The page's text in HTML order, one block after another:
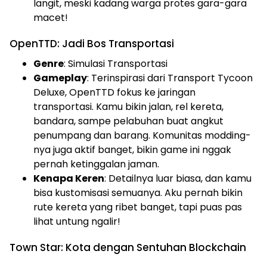
langit, meski kadang warga protes gara-gara
macet!
OpenTTD: Jadi Bos Transportasi
Genre: Simulasi Transportasi
Gameplay: Terinspirasi dari Transport Tycoon
Deluxe, OpenTTD fokus ke jaringan
transportasi. Kamu bikin jalan, rel kereta,
bandara, sampe pelabuhan buat angkut
penumpang dan barang. Komunitas modding-
nya juga aktif banget, bikin game ini nggak
pernah ketinggalan jaman.
Kenapa Keren: Detailnya luar biasa, dan kamu
bisa kustomisasi semuanya. Aku pernah bikin
rute kereta yang ribet banget, tapi puas pas
lihat untung ngalir!
Town Star: Kota dengan Sentuhan Blockchain